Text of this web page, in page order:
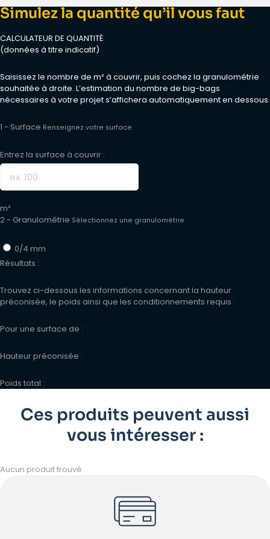
Simulez la quantité qu’il vous faut
CALCULATEUR DE QUANTITÉ
(données à titre indicatif)
Saisissez le nombre de m² à couvrir, puis cochez la granulométrie
souhaitée à droite. L’estimation du nombre de big-bags
nécessaires à votre projet s’affichera automatiquement en dessous.
1 - Surface Renseignez votre surface
Entrez la surface à couvrir :
m²
2 - Granulométrie Sélectionnez une granulométrie
0/4 mm
Résultats :
Trouvez ci-dessous les informations concernant la hauteur
préconisée, le poids ainsi que les conditionnements requis :
Pour une surface de :
Hauteur préconisée :
Poids total :
Ces produits peuvent aussi
vous intéresser :
Aucun produit trouvé